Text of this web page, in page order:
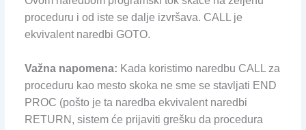
proceduru i od iste se dalje izvršava. CALL je
ekvivalent naredbi GOTO.
Važna napomena: Kada koristimo naredbu CALL za
proceduru kao mesto skoka ne sme se stavljati END
PROC (pošto je ta naredba ekvivalent naredbi
RETURN, sistem će prijaviti grešku da procedura